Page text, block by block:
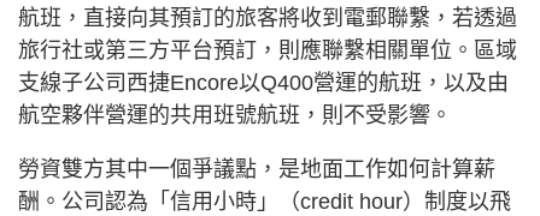
航班，直接向其預訂的旅客將收到電郵聯繫，若透過
旅行社或第三方平台預訂，則應聯繫相關單位。區域
支線子公司西捷Encore以Q400營運的航班，以及由
航空夥伴營運的共用班號航班，則不受影響。
勞資雙方其中一個爭議點，是地面工作如何計算薪
酬。公司認為「信用小時」（credit hour）制度以飛